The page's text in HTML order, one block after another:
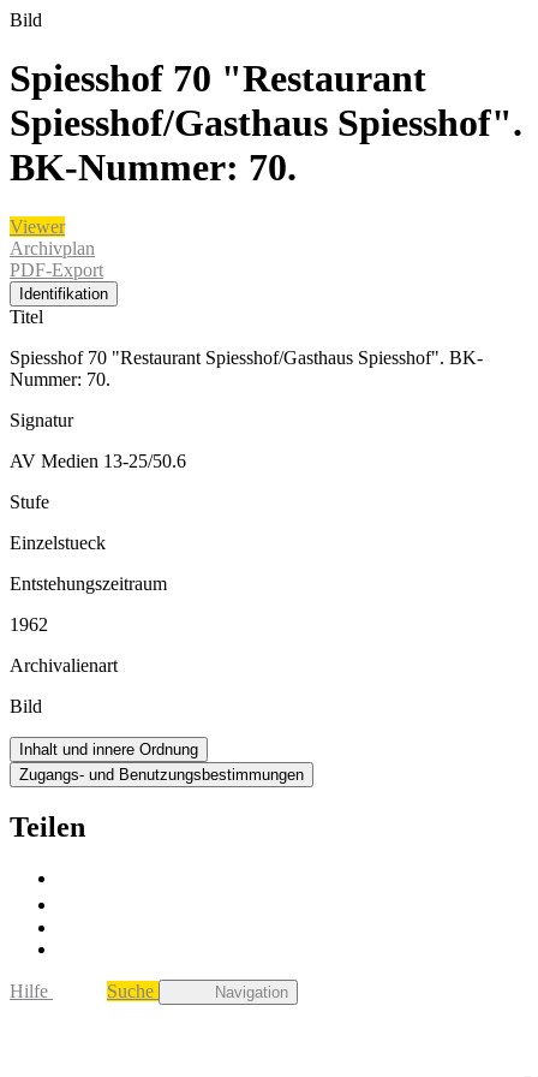
Bild
Spiesshof 70 "Restaurant
Spiesshof/Gasthaus Spiesshof".
BK-Nummer: 70.
Viewer
Archivplan
PDF-Export
Identifikation
Titel
Spiesshof 70 "Restaurant Spiesshof/Gasthaus Spiesshof". BK-
Nummer: 70.
Signatur
AV Medien 13-25/50.6
Stufe
Einzelstueck
Entstehungszeitraum
1962
Archivalienart
Bild
Inhalt und innere Ordnung
Zugangs- und Benutzungsbestimmungen
Teilen
Hilfe Suche Navigation